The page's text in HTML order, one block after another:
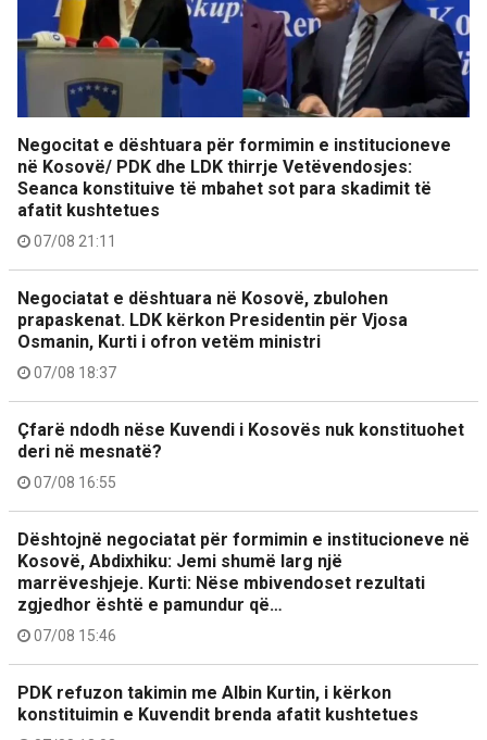
Negocitat e dështuara për formimin e institucioneve
në Kosovë/ PDK dhe LDK thirrje Vetëvendosjes:
Seanca konstituive të mbahet sot para skadimit të
afatit kushtetues
07/08 21:11
Negociatat e dështuara në Kosovë, zbulohen
prapaskenat. LDK kërkon Presidentin për Vjosa
Osmanin, Kurti i ofron vetëm ministri
07/08 18:37
Çfarë ndodh nëse Kuvendi i Kosovës nuk konstituohet
deri në mesnatë?
07/08 16:55
Dështojnë negociatat për formimin e institucioneve në
Kosovë, Abdixhiku: Jemi shumë larg një
marrëveshjeje. Kurti: Nëse mbivendoset rezultati
zgjedhor është e pamundur që…
07/08 15:46
PDK refuzon takimin me Albin Kurtin, i kërkon
konstituimin e Kuvendit brenda afatit kushtetues